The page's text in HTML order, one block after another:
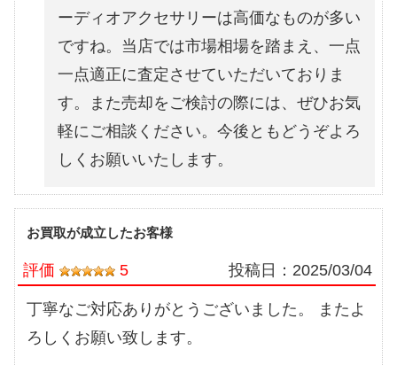
ーディオアクセサリーは高価なものが多い
ですね。当店では市場相場を踏まえ、一点
一点適正に査定させていただいておりま
す。また売却をご検討の際には、ぜひお気
軽にご相談ください。今後ともどうぞよろ
しくお願いいたします。
お買取が成立したお客様
評価 5 投稿日： 2025/03/04
丁寧なご対応ありがとうございました。 またよ
ろしくお願い致します。